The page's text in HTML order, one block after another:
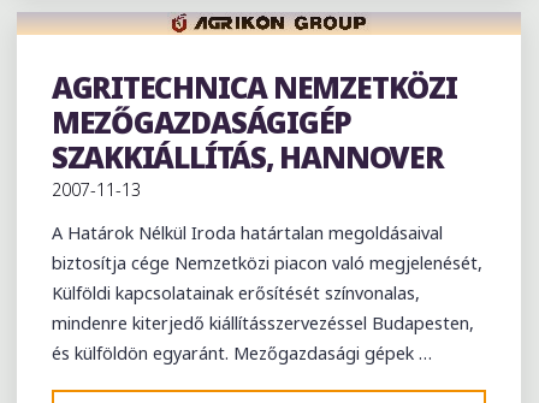
ÉS
SZESZES
ITALOK
NEMZETKÖZI
KIÁLLÍTÁSA
Kiállítás
AGRITECHNICA NEMZETKÖZI
MEZŐGAZDASÁGIGÉP
SZAKKIÁLLÍTÁS, HANNOVER
2007-11-13
A Határok Nélkül Iroda határtalan megoldásaival
biztosítja cége Nemzetközi piacon való megjelenését,
Külföldi kapcsolatainak erősítését színvonalas,
mindenre kiterjedő kiállításszervezéssel Budapesten,
és külföldön egyaránt. Mezőgazdasági gépek …